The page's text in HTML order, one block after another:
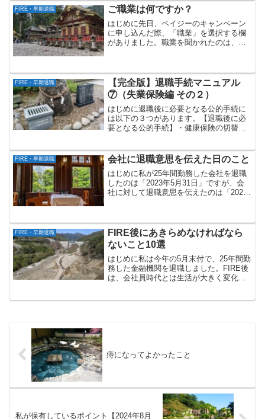
のかについて書いてみたいと思います。
なお、厳密には、各種...
FIRE・早期退職 ご職業は何ですか？
はじめに先日、ペイジーのキャンペーン
に申し込んだ際、「職業」を選択する欄
がありました。職業を聞かれたのは、会
なってしまいました。今回は、FIRE後に
職業を聞かれた際、ど...
FIRE・早期退職
【完全版】退職手続マニュアル
⑦（失業保険編 その２）
はじめに退職後に必要となる公的手続に
は以下の３つがあります。【退職後に必
要となる公的手続】・健康保険の切替手
は、前回の記事で、「ハローワークでの
初回手続」について書きま...
FIRE・早期退職 会社に退職意思を伝えた日のこと
はじめに私が25年間勤務した会社を退職
したのは「2023年5月31日」ですが、会
社に対して退職意思を伝えたのは「2023
よく覚えています。私が退職スケジュー
ルを決め...
FIRE・早期退職
FIRE後にあきらめなければなら
ないこと10選
はじめに私は今年の5月末付で、25年間勤
務した金融機関を退職しました。FIRE後
は、会社員時代とは生活が大きく変化し
痔になってよかったこと
私が保有しているポイント【2024年8月